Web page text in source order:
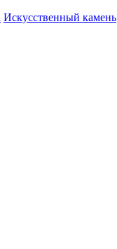
Искусственный камень